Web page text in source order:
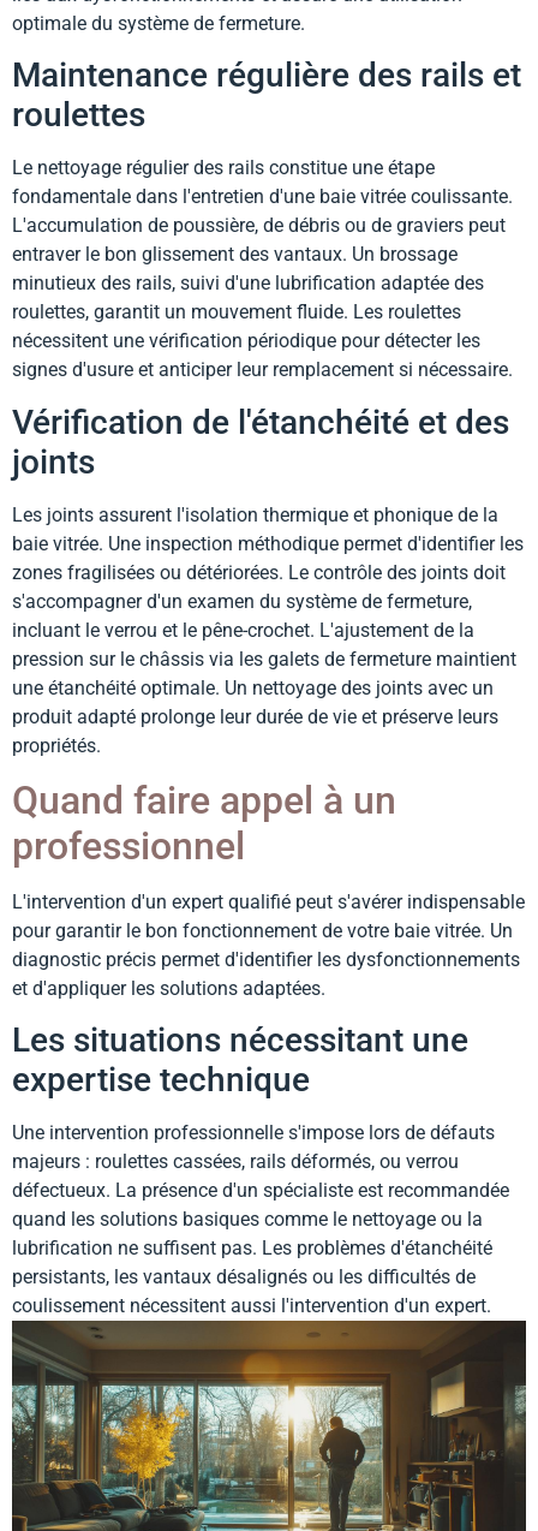
optimale du système de fermeture.
Maintenance régulière des rails et
roulettes
Le nettoyage régulier des rails constitue une étape
fondamentale dans l'entretien d'une baie vitrée coulissante.
L'accumulation de poussière, de débris ou de graviers peut
entraver le bon glissement des vantaux. Un brossage
minutieux des rails, suivi d'une lubrification adaptée des
roulettes, garantit un mouvement fluide. Les roulettes
nécessitent une vérification périodique pour détecter les
signes d'usure et anticiper leur remplacement si nécessaire.
Vérification de l'étanchéité et des
joints
Les joints assurent l'isolation thermique et phonique de la
baie vitrée. Une inspection méthodique permet d'identifier les
zones fragilisées ou détériorées. Le contrôle des joints doit
s'accompagner d'un examen du système de fermeture,
incluant le verrou et le pêne-crochet. L'ajustement de la
pression sur le châssis via les galets de fermeture maintient
une étanchéité optimale. Un nettoyage des joints avec un
produit adapté prolonge leur durée de vie et préserve leurs
propriétés.
Quand faire appel à un
professionnel
L'intervention d'un expert qualifié peut s'avérer indispensable
pour garantir le bon fonctionnement de votre baie vitrée. Un
diagnostic précis permet d'identifier les dysfonctionnements
et d'appliquer les solutions adaptées.
Les situations nécessitant une
expertise technique
Une intervention professionnelle s'impose lors de défauts
majeurs : roulettes cassées, rails déformés, ou verrou
défectueux. La présence d'un spécialiste est recommandée
quand les solutions basiques comme le nettoyage ou la
lubrification ne suffisent pas. Les problèmes d'étanchéité
persistants, les vantaux désalignés ou les difficultés de
coulissement nécessitent aussi l'intervention d'un expert.